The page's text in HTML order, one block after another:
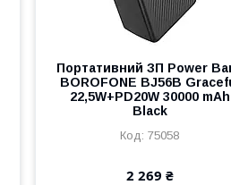
Портативний ЗП Power
BOROFONE BJ56B
22,5W+PD20W 30000 mAh
Black
75058
2 269 ₴